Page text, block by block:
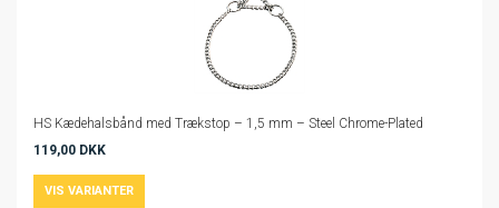
HS Kædehalsbånd med Trækstop – 1,5 mm – Steel Chrome-Plated
119,00 DKK